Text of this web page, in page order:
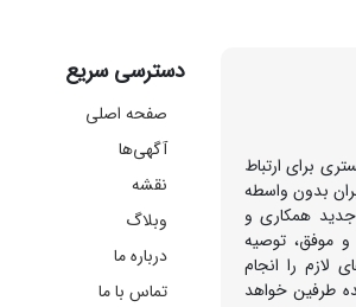
برای ارتباط
بدون واسطه
همکاری و
و موفق، توصیه
لازم را انجام
طرفین خواهد
دسترسی سریع
صفحه اصلی
آگهی‌ها
نقشه
وبلاگ
درباره ما
تماس با ما